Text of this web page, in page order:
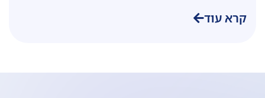
קרא עוד